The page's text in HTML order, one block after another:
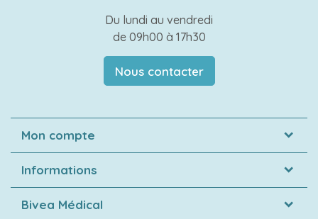
Du lundi au vendredi
de 09h00 à 17h30
Nous contacter
Mon compte
Informations
Bivea Médical